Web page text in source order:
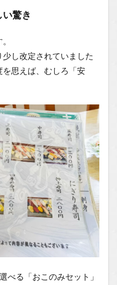
い驚き
し改定されていました
思えば、むしろ「安
べる「おこのみセット」